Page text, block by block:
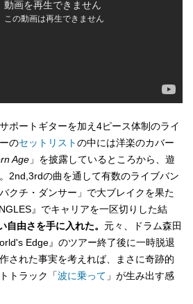
ポートギターを加え4ピース体制のライ
のセットリストの中には洋楽のカバー
Age 」を披露しているところから、遊
2nd,3rdの曲を通して有数のライブバン
クチ・ダンサー」で大ブレイクを果た
』でキャリアを一区切りした結
自由さを手に入れた。 元々、ドラム森田
Edge』のツアー終了後に一時脱退
された事実を考えれば、まさに奇跡的
トラック「波に乗って 」が生み出す感